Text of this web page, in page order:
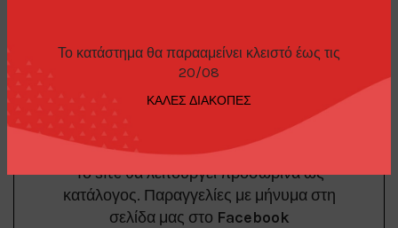
Το κατάστημα θα παρααμείνει κλειστό έως τις
20/08
ΚΑΛΕΣ ΔΙΑΚΟΠΕΣ
ΤΡΌΠΟΙ ΠΑΡΑΓΓΕΛΊΑΣ
Το site θα λειτουργεί προσωρινά ως
κατάλογος. Παραγγελίες με μήνυμα στη
σελίδα μας στο Facebook